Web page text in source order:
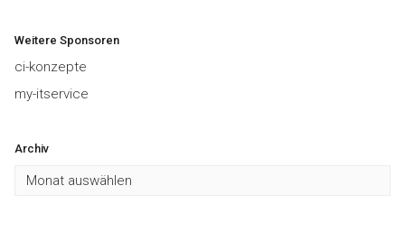
Weitere Sponsoren
ci-konzepte
my-itservice
Archiv
Archiv